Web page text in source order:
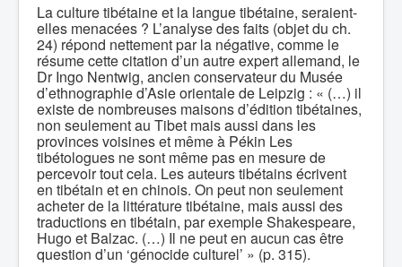
La culture tibétaine et la langue tibétaine, seraient-
elles menacées ? L’analyse des faits (objet du ch.
24) répond nettement par la négative, comme le
résume cette citation d’un autre expert allemand, le
Dr Ingo Nentwig, ancien conservateur du Musée
d’ethnographie d’Asie orientale de Leipzig : « (…) il
existe de nombreuses maisons d’édition tibétaines,
non seulement au Tibet mais aussi dans les
provinces voisines et même à Pékin Les
tibétologues ne sont même pas en mesure de
percevoir tout cela. Les auteurs tibétains écrivent
en tibétain et en chinois. On peut non seulement
acheter de la littérature tibétaine, mais aussi des
traductions en tibétain, par exemple Shakespeare,
Hugo et Balzac. (…) Il ne peut en aucun cas être
question d’un ‘génocide culturel’ » (p. 315).